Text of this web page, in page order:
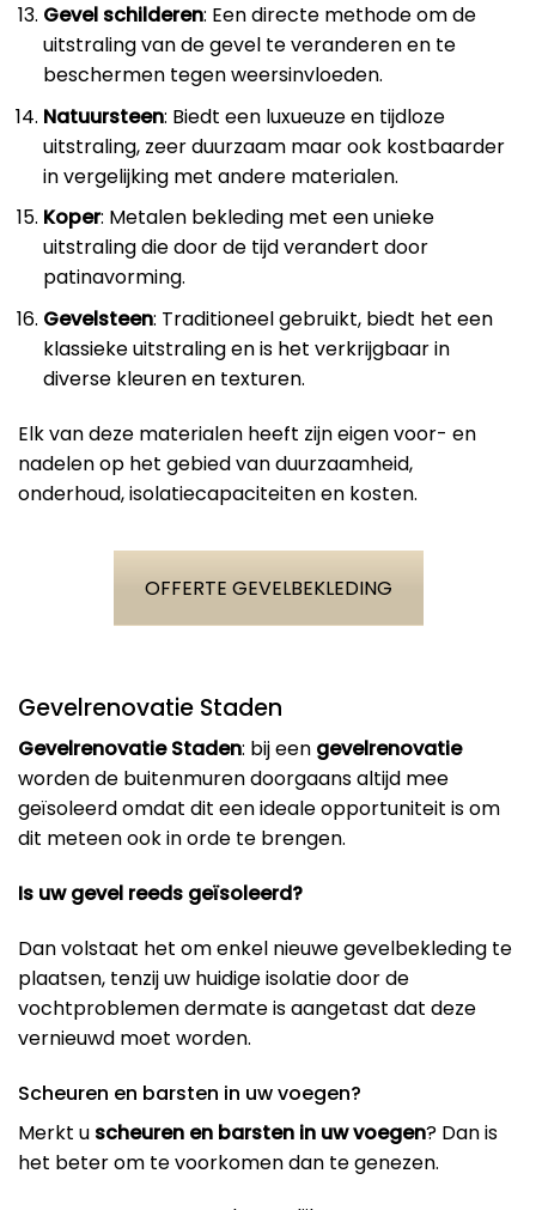
Gevel schilderen: Een directe methode om de
uitstraling van de gevel te veranderen en te
beschermen tegen weersinvloeden.
Natuursteen: Biedt een luxueuze en tijdloze
uitstraling, zeer duurzaam maar ook kostbaarder
in vergelijking met andere materialen.
Koper: Metalen bekleding met een unieke
uitstraling die door de tijd verandert door
patinavorming.
Gevelsteen: Traditioneel gebruikt, biedt het een
klassieke uitstraling en is het verkrijgbaar in
diverse kleuren en texturen.
Elk van deze materialen heeft zijn eigen voor- en
nadelen op het gebied van duurzaamheid,
onderhoud, isolatiecapaciteiten en kosten.
OFFERTE GEVELBEKLEDING
Gevelrenovatie Staden
Gevelrenovatie Staden: bij een gevelrenovatie
worden de buitenmuren doorgaans altijd mee
geïsoleerd omdat dit een ideale opportuniteit is om
dit meteen ook in orde te brengen.
Is uw gevel reeds geïsoleerd?
Dan volstaat het om enkel nieuwe gevelbekleding te
plaatsen, tenzij uw huidige isolatie door de
vochtproblemen dermate is aangetast dat deze
vernieuwd moet worden.
Scheuren en barsten in uw voegen?
Merkt u scheuren en barsten in uw voegen? Dan is
het beter om te voorkomen dan te genezen.